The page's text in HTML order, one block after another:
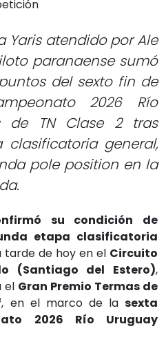
Yaris atendido por Ale
paranaense sumó
del sexto fin de
2026 Río
de TN Clase 2 tras
general,
pole position en la
su condición de
etapa clasificatoria
tarde de hoy en el Circuito
(Santiago del Estero),
el Gran Premio Termas de
, en el marco de lasexta
2026 Río Uruguay